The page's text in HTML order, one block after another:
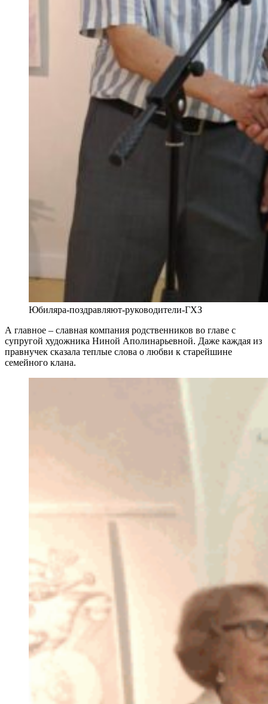
Юбиляра-поздравляют-руководители-ГХЗ
А главное – славная компания родственников во главе с
супругой художника Ниной Аполинарьевной. Даже каждая из
правнучек сказала теплые слова о любви к старейшине
семейного клана.